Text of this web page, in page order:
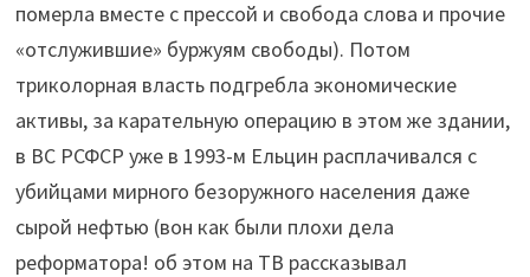
померла вместе с прессой и свобода слова и прочие
«отслужившие» буржуям свободы). Потом
триколорная власть подгребла экономические
активы, за карательную операцию в этом же здании,
в ВС РСФСР уже в 1993-м Ельцин расплачивался с
убийцами мирного безоружного населения даже
сырой нефтью (вон как были плохи дела
реформатора! об этом на ТВ рассказывал